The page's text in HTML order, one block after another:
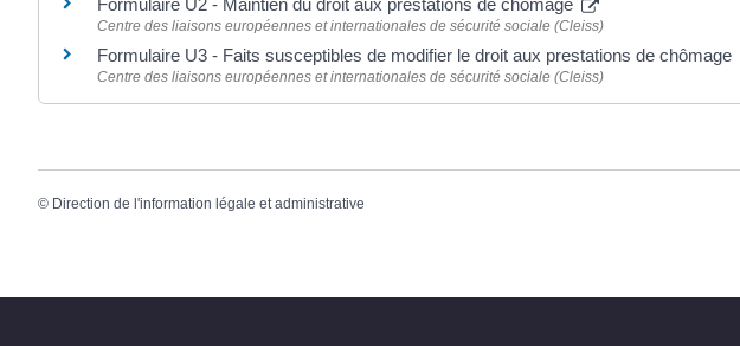
Formulaire U2 - Maintien du droit aux prestations de chômage
Centre des liaisons européennes et internationales de sécurité sociale (Cleiss)
Formulaire U3 - Faits susceptibles de modifier le droit aux prestations de chômage
Centre des liaisons européennes et internationales de sécurité sociale (Cleiss)
© Direction de l'information légale et administrative